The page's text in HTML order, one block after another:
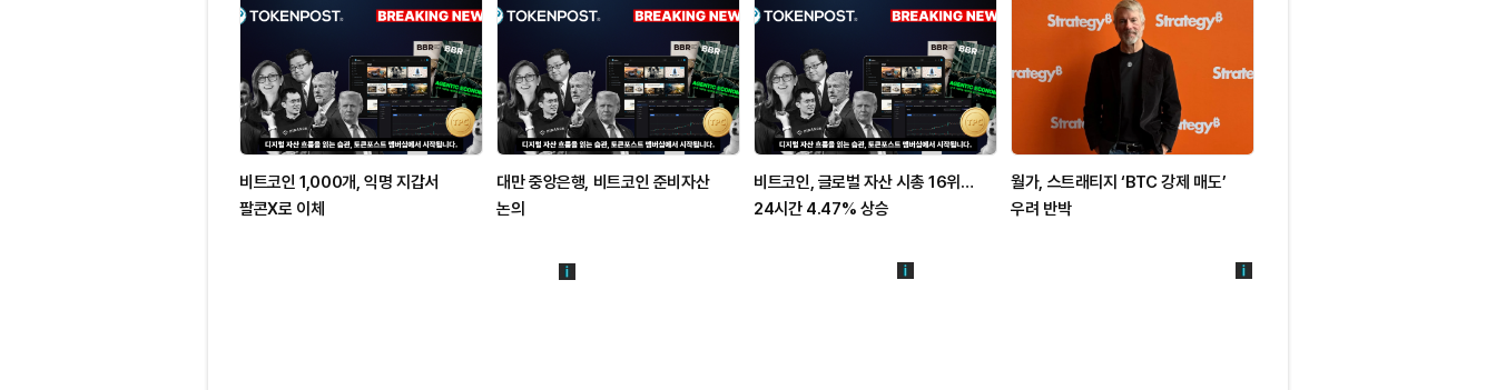
비트코인 1,000개, 익명 지갑서
팔콘X로 이체
대만 중앙은행, 비트코인 준비자산
논의
비트코인, 글로벌 자산 시총 16위…
24시간 4.47% 상승
월가, 스트래티지 ‘BTC 강제 매도’
우려 반박